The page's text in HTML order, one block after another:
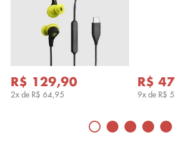
R$ 129,90
2x de R$ 64,95
R$
9x de R$